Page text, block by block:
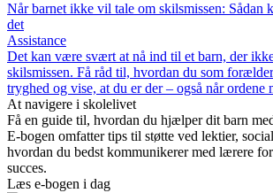
Når barnet ikke vil tale om skilsmissen: Sådan
det
Assistance
Det kan være svært at nå ind til et barn, der
skilsmissen. Få råd til, hvordan du som
tryghed og vise, at du er der – også når ordene
At navigere i skolelivet
Få en guide til, hvordan du hjælper dit barn
E-bogen omfatter tips til støtte ved lektier,
hvordan du bedst kommunikerer med lærere
succes.
Læs e-bogen i dag